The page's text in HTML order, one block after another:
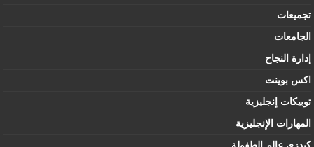
تجميعات
الجامعات
إدارة النجاح
اكس بوينت
توبيكات إنجليزية
المهارات الإنجليزية